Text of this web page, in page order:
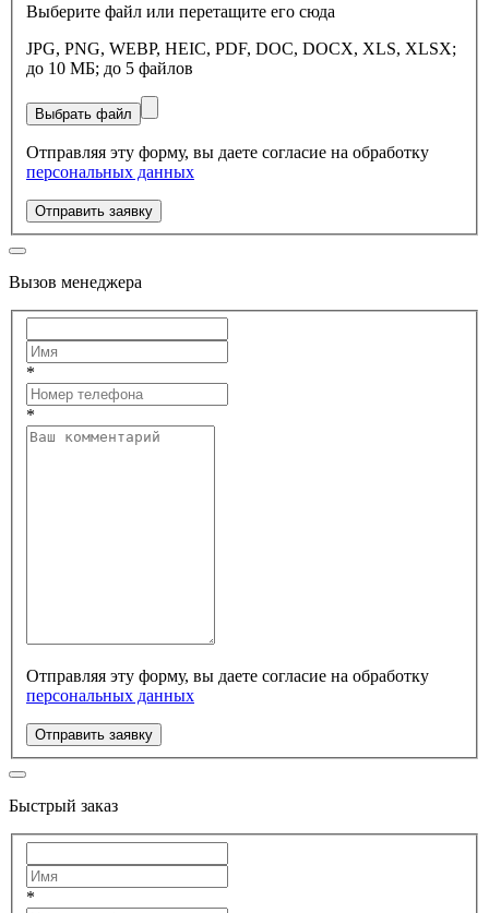
Выберите файл или перетащите его сюда
JPG, PNG, WEBP, HEIC, PDF, DOC, DOCX, XLS, XLSX;
до 10 МБ; до 5 файлов
Выбрать файл
Отправляя эту форму, вы даете согласие на обработку
персональных данных
Отправить заявку
Вызов менеджера
*
*
Отправляя эту форму, вы даете согласие на обработку
персональных данных
Отправить заявку
Быстрый заказ
*